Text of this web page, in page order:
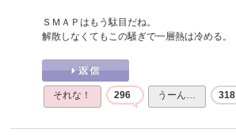
ＳＭＡＰはもう駄目だね。
解散しなくてもこの騒ぎで一層熱は冷める。
それな！ 296 うーん… 318